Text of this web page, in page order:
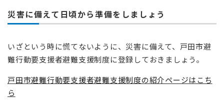
災害に備えて日頃から準備をしましょう
いざという時に慌てないように、災害に備えて、戸田市避
難行動要支援者避難支援制度に登録しておきましょう。
戸田市避難行動要支援者避難支援制度の紹介ページはこち
ら